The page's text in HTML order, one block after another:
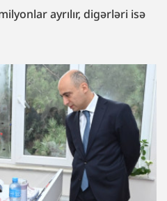
ayrılır, digərləri isə